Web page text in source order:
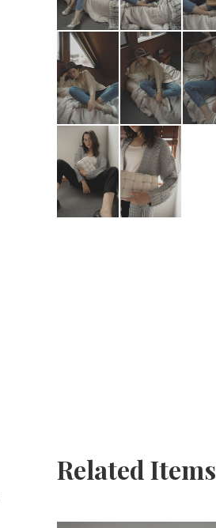
Related Items